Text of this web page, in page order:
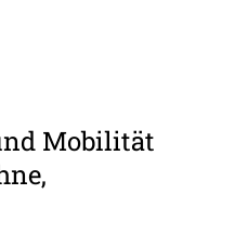
Mobilität